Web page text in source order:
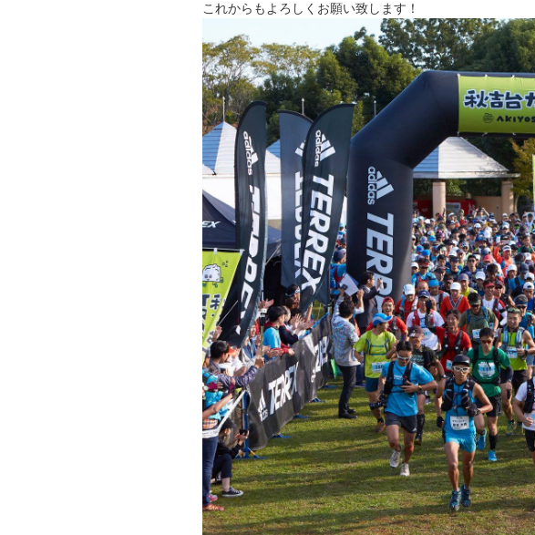
これからもよろしくお願い致します！